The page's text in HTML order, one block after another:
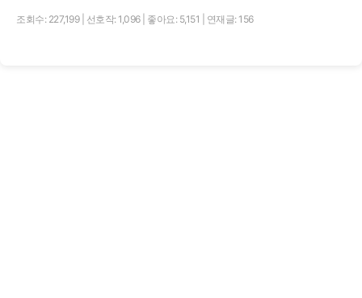
조회수: 227,199 선호작: 1,096 좋아요: 5,151 연재글: 156